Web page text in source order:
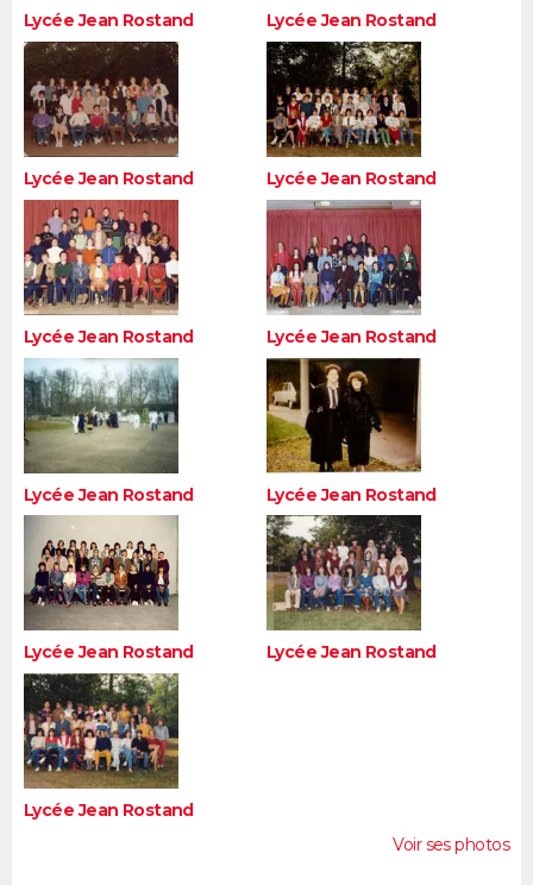
Lycée Jean Rostand Lycée Jean Rostand
Lycée Jean Rostand Lycée Jean Rostand
Lycée Jean Rostand Lycée Jean Rostand
Lycée Jean Rostand Lycée Jean Rostand
Lycée Jean Rostand Lycée Jean Rostand
Lycée Jean Rostand
Voir ses photos